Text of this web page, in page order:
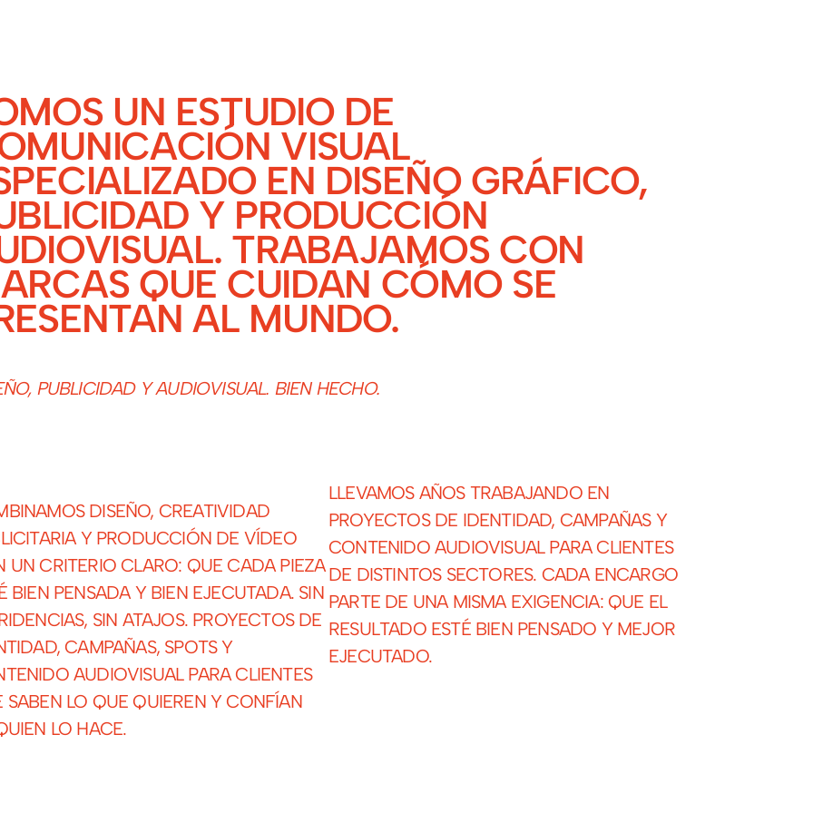
UN ESTUDIO DE
VISUAL
EN DISEÑO GRÁFICO,
Y PRODUCCIÓN
TRABAJAMOS CON
QUE CUIDAN CÓMO SE
AL MUNDO.
PUBLICIDAD Y AUDIOVISUAL. BIEN HECHO.
DISEÑO, CREATIVIDAD
Y PRODUCCIÓN DE VÍDEO
UN CRITERIO CLARO: QUE CADA PIEZA
BIEN PENSADA Y BIEN EJECUTADA. SIN
SIN ATAJOS. PROYECTOS DE
CAMPAÑAS, SPOTS Y
AUDIOVISUAL PARA CLIENTES
SABEN LO QUE QUIEREN Y CONFÍAN
LO HACE.
LLEVAMOS AÑOS TRABAJANDO EN
PROYECTOS DE IDENTIDAD, CAMPAÑAS Y
CONTENIDO AUDIOVISUAL PARA CLIENTES
DE DISTINTOS SECTORES. CADA ENCARGO
PARTE DE UNA MISMA EXIGENCIA: QUE EL
RESULTADO ESTÉ BIEN PENSADO Y MEJOR
EJECUTADO.